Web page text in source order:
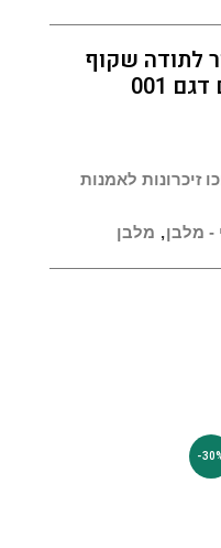
לתודה שקוף
001
זיכרונות לאמנות
- מלבן, מלבן
-